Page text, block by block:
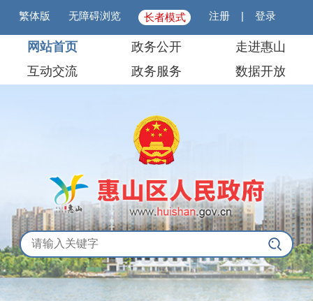
繁体版 无障碍浏览 长者模式 注册 |登录
网站首页 政务公开
走进惠山
互动交流
政务服务 数据开放